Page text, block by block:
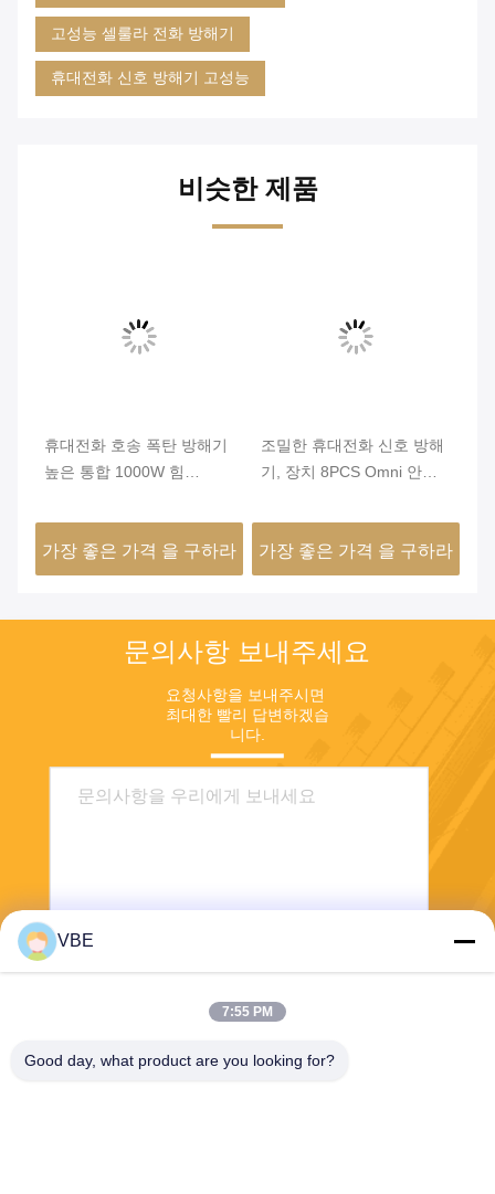
고성능 셀룰라 전화 방해기
휴대전화 신호 방해기 고성능
비슷한 제품
휴대전화 호송 폭탄 방해기
높은 통합 1000W 힘
가장 좋은 가격 을 구하라
조밀한 휴대전화 신호 방해
기, 장치 8PCS Omni 안테
호
가장 좋은 가격 을 구하라
문의사항 보내주세요
요청사항을 보내주시면
최대한 빨리 답변하겠습
니다.
VBE
7:55 PM
Good day, what product are you looking for?